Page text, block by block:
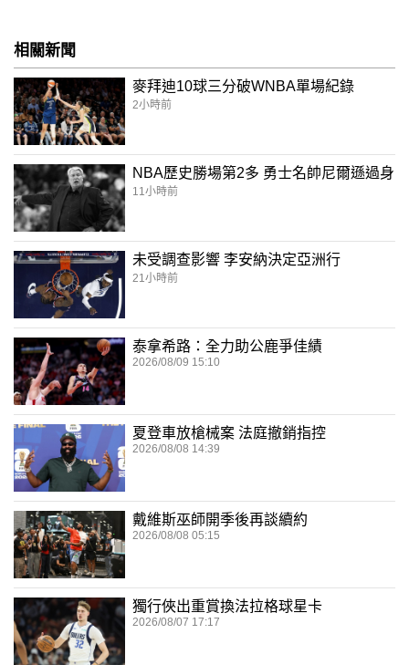
相關新聞
麥拜迪10球三分破WNBA單場紀錄
2小時前
NBA歷史勝場第2多 勇士名帥尼爾遜過身
11小時前
未受調查影響 李安納決定亞洲行
21小時前
泰拿希路：全力助公鹿爭佳績
2026/08/09 15:10
夏登車放槍械案 法庭撤銷指控
2026/08/08 14:39
戴維斯巫師開季後再談續約
2026/08/08 05:15
獨行俠出重賞換法拉格球星卡
2026/08/07 17:17